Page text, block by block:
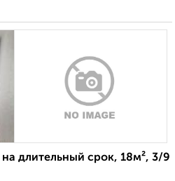
длительный срок, 18м², 3/9